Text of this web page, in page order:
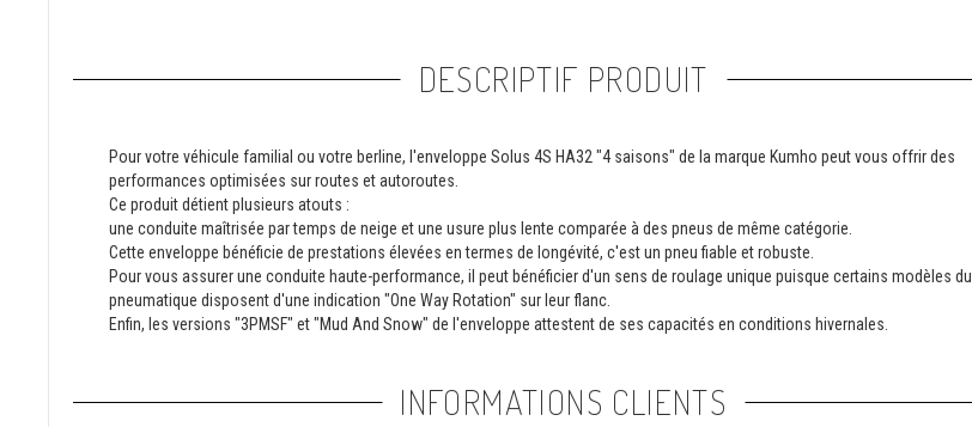
DESCRIPTIF PRODUIT
Pour votre véhicule familial ou votre berline, l'enveloppe Solus 4S HA32 "4 saisons" de la marque Kumho peut vous offrir des
performances optimisées sur routes et autoroutes.
Ce produit détient plusieurs atouts :
une conduite maîtrisée par temps de neige et une usure plus lente comparée à des pneus de même catégorie.
Cette enveloppe bénéficie de prestations élevées en termes de longévité, c'est un pneu fiable et robuste.
Pour vous assurer une conduite haute-performance, il peut bénéficier d'un sens de roulage unique puisque certains modèles du
pneumatique disposent d'une indication "One Way Rotation" sur leur flanc.
Enfin, les versions "3PMSF" et "Mud And Snow" de l'enveloppe attestent de ses capacités en conditions hivernales.
INFORMATIONS CLIENTS